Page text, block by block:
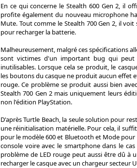
En ce qui concerne le Stealth 600 Gen 2, il
profite également du nouveau microphone
Mute. Tout comme le Stealth 700 Gen 2, il voit
pour recharger la batterie.
Malheureusement, malgré ces spécifications
sont victimes d'un important bug qui
inutilisables. Lorsque cela se produit, le
les boutons du casque ne produit aucun effet
rouge. Ce problème se produit aussi bien
Stealth 700 Gen 2 mais uniquement leurs
non l'édition PlayStation.
D'après Turtle Beach, la seule solution pour
une réinitialisation matérielle. Pour cela, il
pour le modèle 600 et Bluetooth et Mode pour
console voire avec le smartphone dans le
problème de LED rouge peut aussi être dû à
recharger le casque avec un chargeur secteur